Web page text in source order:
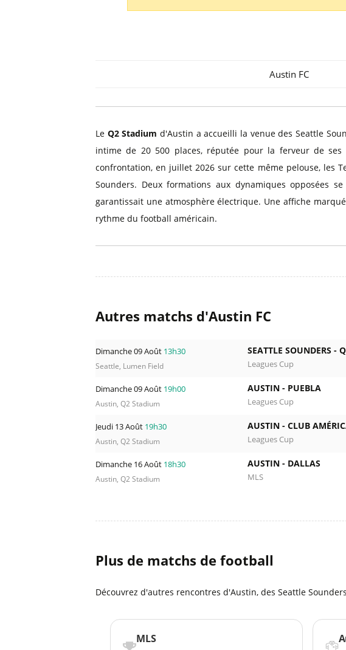
Billets Copa
Austin FC
Le Q2 Stadium d'Austin a accueilli la venue des Seattle
intime de 20 500 places, réputée pour la ferveur de
confrontation, en juillet 2026 sur cette même pelouse, les
Sounders. Deux formations aux dynamiques opposées
garantissait une atmosphère électrique. Une affiche
rythme du football américain.
Autres matchs d'Austin FC
Dimanche 09 Août 13h30
Seattle, Lumen Field
SEATTLE SOUNDERS -
Leagues Cup
Dimanche 09 Août 19h00
Austin, Q2 Stadium
AUSTIN - PUEBLA
Leagues Cup
Jeudi 13 Août 19h30
Austin, Q2 Stadium
AUSTIN - CLUB
Leagues Cup
Dimanche 16 Août 18h30
Austin, Q2 Stadium
AUSTIN - DALLAS
MLS
Plus de matchs de football
Découvrez d'autres rencontres d'Austin, des Seattle
MLS